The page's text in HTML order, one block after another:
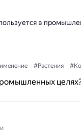
в
#Растения